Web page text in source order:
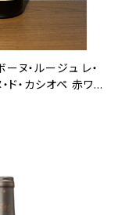
ーヌ・ルージュ レ・
ド・カシオペ 赤ワイ